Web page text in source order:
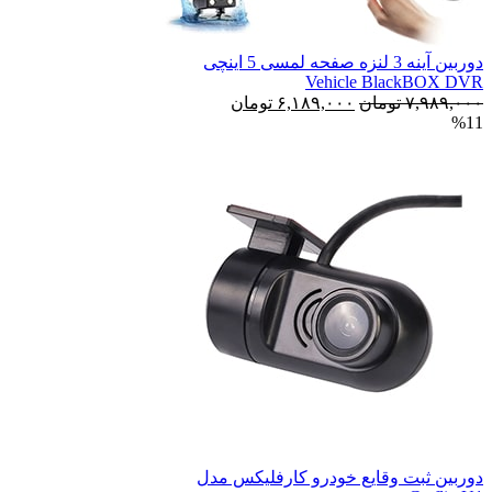
دوربین آینه 3 لنزه صفحه لمسی 5 اینچی
Vehicle
تومانقیمت
۶,۱۸۹,۰۰۰ تومانقیمت
وقایع خودرو کارفلیکس مدل